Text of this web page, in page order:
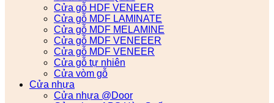
Cửa gỗ HDF VENEER
Cửa gỗ MDF LAMINATE
Cửa gỗ MDF MELAMINE
Cửa gỗ MDF VENEEER
Cửa gỗ MDF VENEER
Cửa gỗ tự nhiên
Cửa vòm gỗ
Cửa nhựa
Cửa nhựa @Door